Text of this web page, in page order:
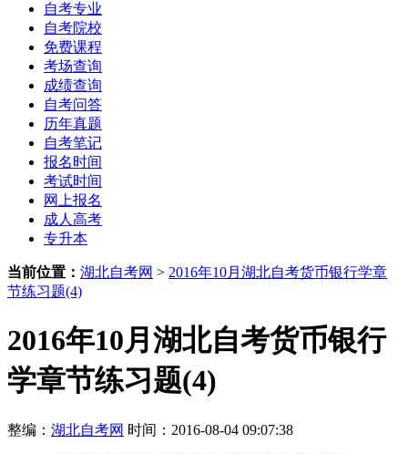
自考专业
自考院校
免费课程
考场查询
成绩查询
自考问答
历年真题
自考笔记
报名时间
考试时间
网上报名
成人高考
专升本
当前位置： 湖北自考网 > 2016年10月湖北自考货币银行学章
节练习题(4)
2016年10月湖北自考货币银行
学章节练习题(4)
整编： 湖北自考网 时间：2016-08-04 09:07:38